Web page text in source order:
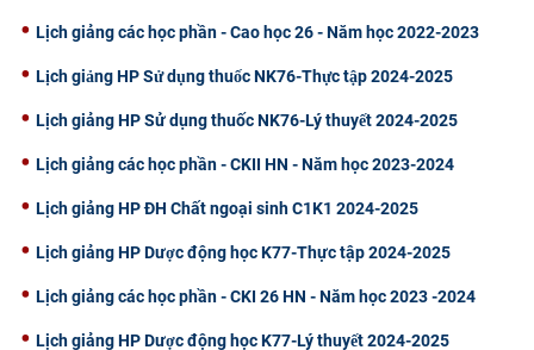
Lịch giảng các học phần - Cao học 26 - Năm học 2022-2023
Lịch giảng HP Sử dụng thuốc NK76-Thực tập 2024-2025
Lịch giảng HP Sử dụng thuốc NK76-Lý thuyết 2024-2025
Lịch giảng các học phần - CKII HN - Năm học 2023-2024
Lịch giảng HP ĐH Chất ngoại sinh C1K1 2024-2025
Lịch giảng HP Dược động học K77-Thực tập 2024-2025
Lịch giảng các học phần - CKI 26 HN - Năm học 2023 -2024
Lịch giảng HP Dược động học K77-Lý thuyết 2024-2025